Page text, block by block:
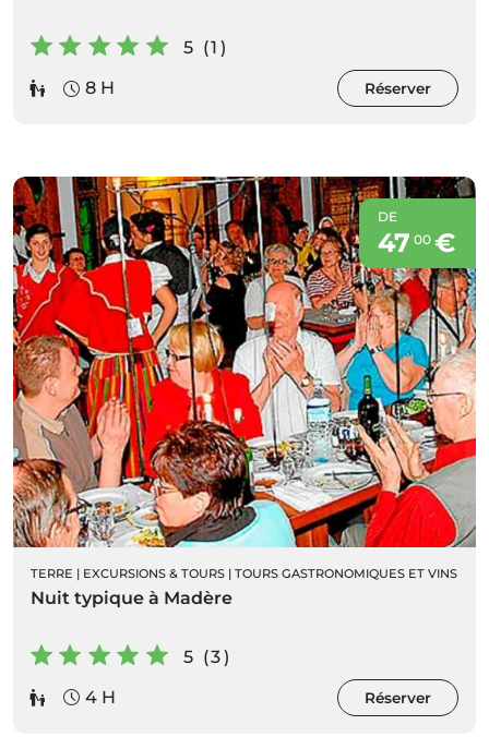
5 (1)
8 H
Réserver
DE
47 00€
TERRE | EXCURSIONS & TOURS | TOURS GASTRONOMIQUES ET VINS
Nuit typique à Madère
5 (3)
4 H
Réserver